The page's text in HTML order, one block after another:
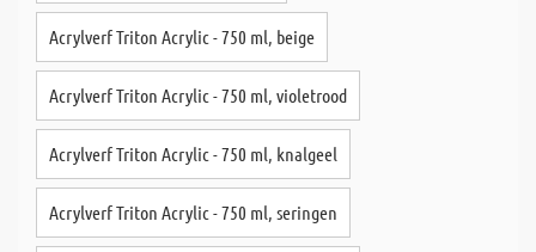
Acrylverf Triton Acrylic - 750 ml, beige
Acrylverf Triton Acrylic - 750 ml, violetrood
Acrylverf Triton Acrylic - 750 ml, knalgeel
Acrylverf Triton Acrylic - 750 ml, seringen